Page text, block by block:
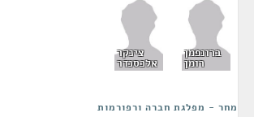
ברונפמן
רומן
צינקר
אלכסנדר
מחר - מפלגת חברה ורפורמות